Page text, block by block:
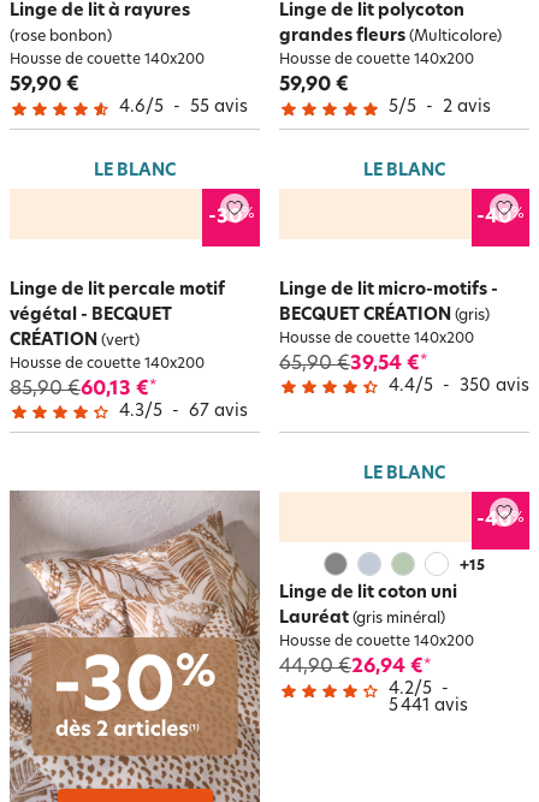
Linge de lit à rayures
(rose bonbon)
Housse de couette 140x200
59,90 €
4.6/5 - 55 avis
Linge de lit polycoton
grandes fleurs (Multicolore)
Housse de couette 140x200
59,90 €
5/5 - 2 avis
LE BLANC
-30%
Linge de lit percale motif
végétal - BECQUET
CRÉATION (vert)
Housse de couette 140x200
85,90 €60,13 €*
4.3/5 - 67 avis
LE BLANC
-40%
Linge de lit micro-motifs -
BECQUET CRÉATION (gris)
Housse de couette 140x200
65,90 €39,54 €*
4.4/5 - 350 avis
LE BLANC
-40%
+15
Linge de lit coton uni
Lauréat (gris minéral)
Housse de couette 140x200
44,90 €26,94 €*
4.2/5 -
5 441 avis